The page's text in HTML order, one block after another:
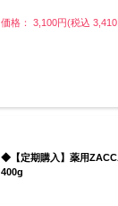
価格： 3,100円(税込
◆【定期購入】薬用
400g